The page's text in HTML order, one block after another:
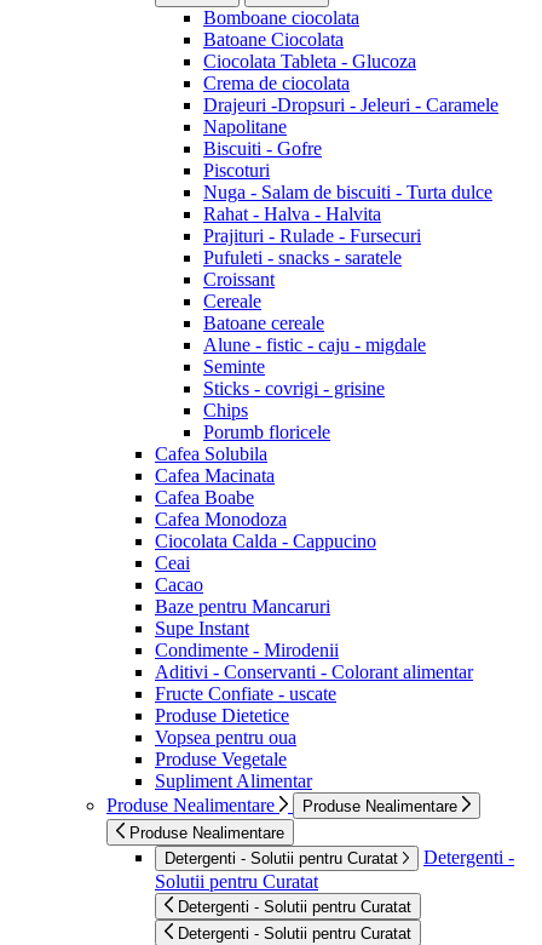
Bomboane ciocolata
Batoane Ciocolata
Ciocolata Tableta - Glucoza
Crema de ciocolata
Drajeuri -Dropsuri - Jeleuri - Caramele
Napolitane
Biscuiti - Gofre
Piscoturi
Nuga - Salam de biscuiti - Turta dulce
Rahat - Halva - Halvita
Prajituri - Rulade - Fursecuri
Pufuleti - snacks - saratele
Croissant
Cereale
Batoane cereale
Alune - fistic - caju - migdale
Seminte
Sticks - covrigi - grisine
Chips
Porumb floricele
Cafea Solubila
Cafea Macinata
Cafea Boabe
Cafea Monodoza
Ciocolata Calda - Cappucino
Ceai
Cacao
Baze pentru Mancaruri
Supe Instant
Condimente - Mirodenii
Aditivi - Conservanti - Colorant alimentar
Fructe Confiate - uscate
Produse Dietetice
Vopsea pentru oua
Produse Vegetale
Supliment Alimentar
Produse Nealimentare
Produse Nealimentare
Produse Nealimentare
Detergenti - Solutii pentru Curatat
Detergenti -
Solutii pentru Curatat
Detergenti - Solutii pentru Curatat
Detergenti - Solutii pentru Curatat